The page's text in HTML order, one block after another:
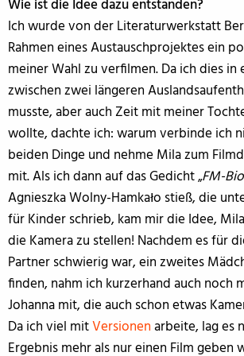
Wie ist die Idee dazu entstanden?
Ich wurde von der Literaturwerkstatt
Rahmen eines Austauschprojektes ein
meiner Wahl zu verfilmen. Da ich dies in
zwischen zwei längeren
musste, aber auch Zeit mit meiner
wollte, dachte ich: warum verbinde ich
beiden Dinge und nehme Mila zum
mit. Als ich dann auf das Gedicht „FM-
Agnieszka Wolny-Hamkało stieß, die
für Kinder schrieb, kam mir die Idee,
die Kamera zu stellen! Nachdem es für
Partner schwierig war, ein zweites
finden, nahm ich kurzerhand auch noch
Johanna mit, die auch schon etwas
Da ich viel mitVersionenarbeite, lag es
Ergebnis mehr als nur einen Film geben